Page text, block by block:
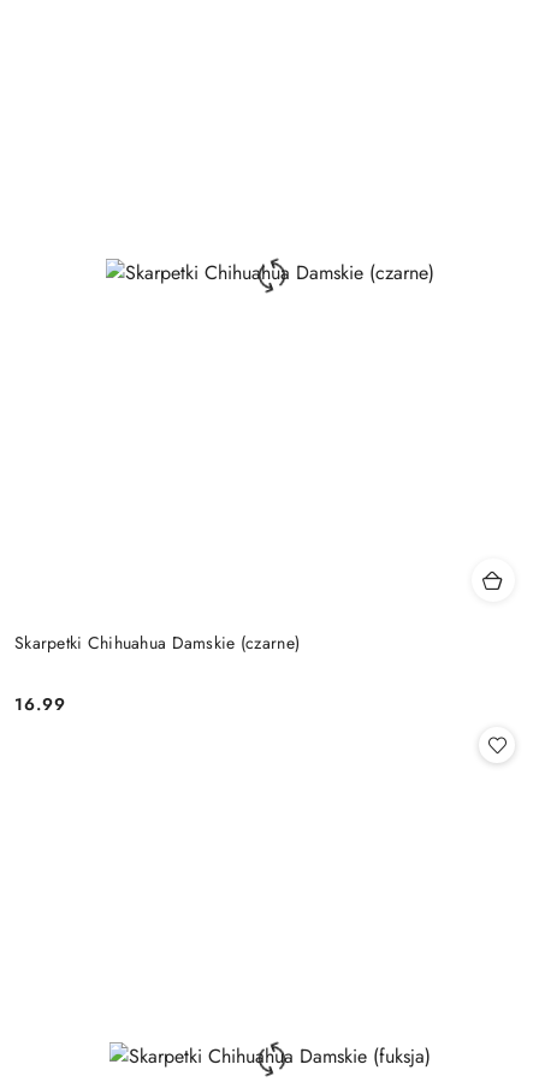
Skarpetki Chihuahua Damskie (czarne)
Cena:
16.99